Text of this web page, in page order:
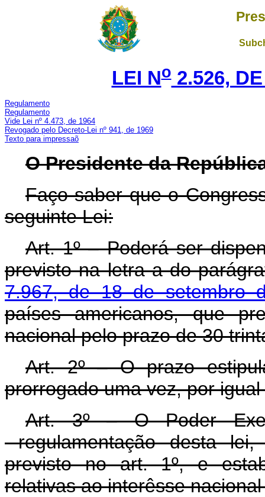
LEI No2.526,
Regulamento
Regulamento
Vide Lei nº 4.473, de 1964
Revogado pelo Decreto-Lei nº 941, de 1969
Texto para impressaõ
O Presidente da
Faço saber que o
seguinte Lei:
Art. 1º – Poderá ser
previsto na letra a do
7.967, de 18 de setembro
países americanos, que
nacional pelo prazo de 30
Art. 2º – O prazo
prorrogado uma vez, por
Art. 3º – O Poder
regulamentação desta
previsto no art. 1º, e
relativas ao interêsse